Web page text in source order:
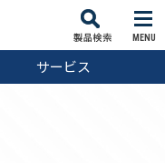
MENU
サービス